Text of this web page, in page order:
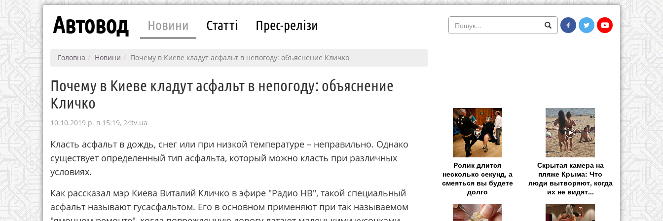
Автовод Новини Статті Прес-релізи
Головна Новини Почему в Киеве кладут асфальт в непогоду: объяснение Кличко
Почему в Киеве кладут асфальт в непогоду: объяснение
Кличко
10.10.2019 р. в 15:19, 24tv.ua
Класть асфальт в дождь, снег или при низкой температуре – неправильно. Однако
существует определенный тип асфальта, который можно класть при различных
условиях.
Как рассказал мэр Киева Виталий Кличко в эфире "Радио НВ", такой специальный
асфальт называют гусасфальтом. Его в основном применяют при так называемом
Ролик длится
несколько секунд, а
смеяться вы будете
долго
Скрытая камера на
пляже Крыма: Что
люди вытворяют, когда
их не видят...